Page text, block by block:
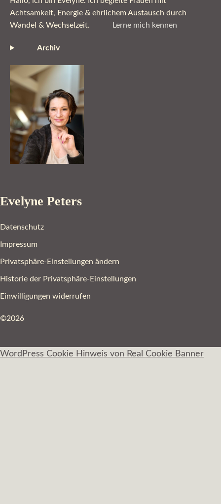
Achtsamkeit, Energie & ehrlichem Austausch durch
Wandel & Wechselzeit.
Lerne mich kennen
Archiv
Evelyne Peters
©2026
Datenschutz
Impressum
Privatsphäre-Einstellungen ändern
Historie der Privatsphäre-Einstellungen
Einwilligungen widerrufen
WordPress Cookie Hinweis von Real Cookie Banner